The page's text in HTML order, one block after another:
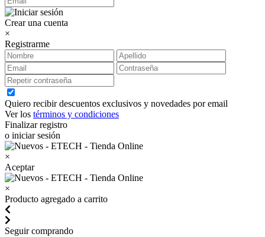
Crear una cuenta
×
Registrarme
Quiero recibir descuentos exclusivos y novedades por email
Ver los términos y condiciones
Finalizar registro
o iniciar sesión
×
Aceptar
×
Producto agregado a carrito
Seguir comprando